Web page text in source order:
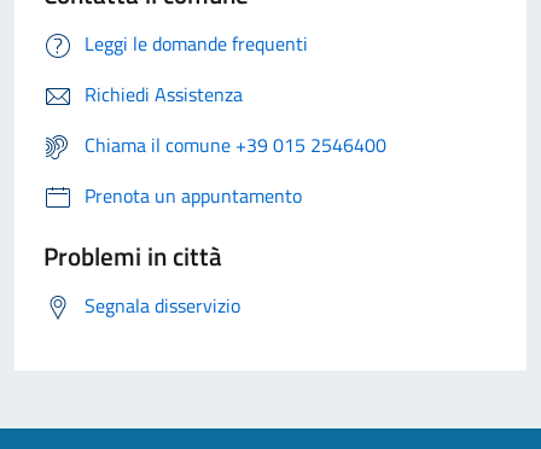
Leggi le domande frequenti
Richiedi Assistenza
Chiama il comune +39 015 2546400
Prenota un appuntamento
Problemi in città
Segnala disservizio